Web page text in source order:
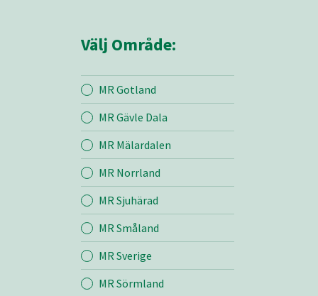
Mina sidor
MR Örebro
Entreprenad
Bemanning
Välj Område:
MR Gotland
MR Gävle Dala
MR Mälardalen
MR Norrland
MR Sjuhärad
MR Småland
MR Sverige
MR Sörmland